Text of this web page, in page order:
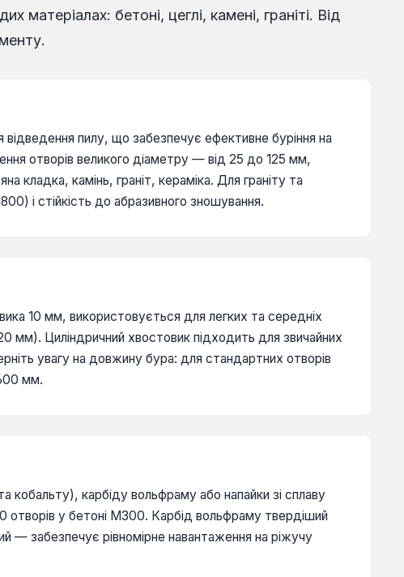
бетоні, цеглі, камені, граніті. Від
відведення пилу, що забезпечує ефективне буріння на
отворів великого діаметру — від 25 до 125 мм,
кладка, камінь, граніт, кераміка. Для граніту та
і стійкість до абразивного зношування.
10 мм, використовується для легких та середніх
Циліндричний хвостовик підходить для звичайних
увагу на довжину бура: для стандартних отворів
мм.
кобальту), карбіду вольфраму або напайки зі сплаву
отворів у бетоні М300. Карбід вольфраму твердіший
забезпечує рівномірне навантаження на ріжучу